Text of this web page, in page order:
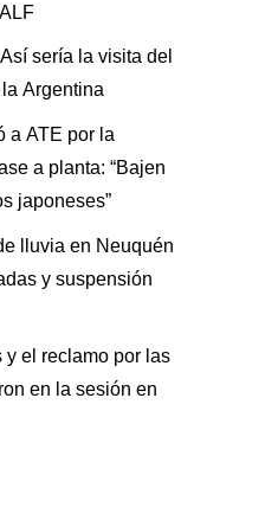
sería la visita del
Argentina
a ATE por la
a planta: “Bajen
japoneses”
lluvia en Neuquén
y suspensión
y el reclamo por las
en la sesión en